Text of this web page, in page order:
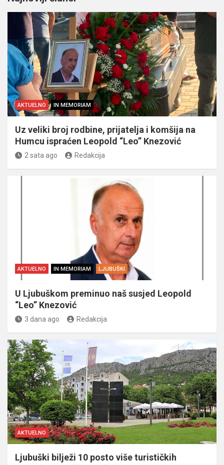
AKTUELNO IN MEMORIAM
Uz veliki broj rodbine, prijatelja i komšija na
Humcu ispraćen Leopold “Leo” Knezović
2 sata ago Redakcija
AKTUELNO IN MEMORIAM LJUBUŠKI
U Ljubuškom preminuo naš susjed Leopold
“Leo” Knezović
3 dana ago Redakcija
AKTUELNO
Ljubuški bilježi 10 posto više turističkih